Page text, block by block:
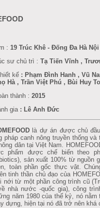
: 19 Trúc Khê - Đống Đa Hà Nội
sư chủ trì : Tạ Tiến Vĩnh ,
kế : Phạm Đình Hanh , Vũ
Hà , Trần Việt Phú , Bùi Huy
thành : 2015
gia: Lê Anh Đức
là dự án được chủ
pháp canh nông truyền thống
dân tại Việt Nam.
phẩm được chế biến theo
sản xuất 100% từ nguồn
toàn phần gốc thực vật.
tinh thần chủ đạo của
nới từ một phần công trình cũ
nhà nước -quốc gia), công
năm 1980 của thế kỷ, nó
dựng, hiện tại nó đã trở nên khá